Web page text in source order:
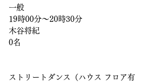
一般
19時00分〜20時30分
木谷将紀
0名
ストリートダンス（ハウス フロア有